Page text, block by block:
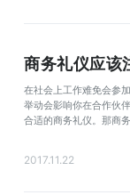
商务礼仪应该
在社会上工作难免会参
举动会影响你在合作伙
合适的商务礼仪。那商
2017.11.22